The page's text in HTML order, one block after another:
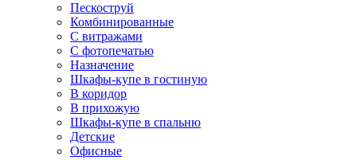
Пескоструй
Комбинированные
С витражами
С фотопечатью
Назначение
Шкафы-купе в гостиную
В коридор
В прихожую
Шкафы-купе в спальню
Детские
Офисные